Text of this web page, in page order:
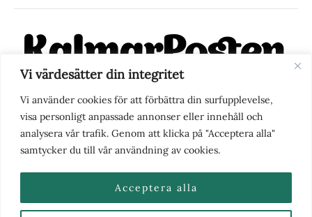
Vi värdesätter din integritet
Vi använder cookies för att förbättra din surfupplevelse,
visa personligt anpassade annonser eller innehåll och
analysera vår trafik. Genom att klicka på "Acceptera alla"
samtycker du till vår användning av cookies.
Acceptera alla
KalmarPosten är en modern lokalnyhetstidning på nätet. Med
fokus på Kalmarregionen, men också med blick för det större
perspektivet, vill vi vara din självklara kanal för nyheter,
berättelser och engagemang. KalmarPosten grundades 1988 och
fick nya ägare 2025.